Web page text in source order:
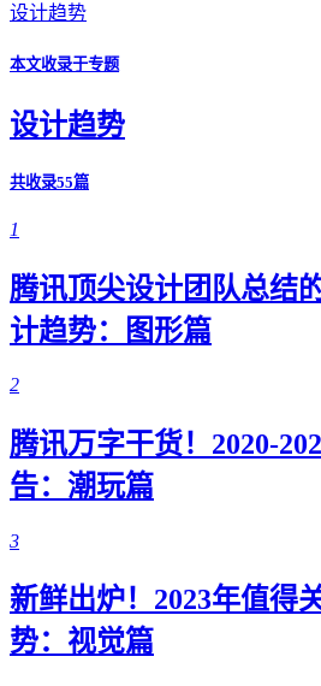
设计趋势
本文收录于专题
设计趋势
共收录55篇
1
腾讯顶尖设计团队总结
计趋势：图形篇
2
腾讯万字干货！2020-
告：潮玩篇
3
新鲜出炉！2023年值得
势：视觉篇